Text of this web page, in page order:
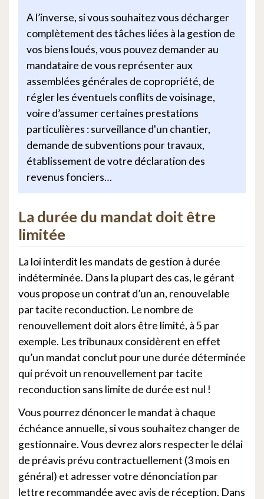
A l’inverse, si vous souhaitez vous décharger
complètement des tâches liées à la gestion de
vos biens loués, vous pouvez demander au
mandataire de vous représenter aux
assemblées générales de copropriété, de
régler les éventuels conflits de voisinage,
voire d’assumer certaines prestations
particulières : surveillance d'un chantier,
demande de subventions pour travaux,
établissement de votre déclaration des
revenus fonciers…
La durée du mandat doit être
limitée
La loi interdit les mandats de gestion à durée
indéterminée. Dans la plupart des cas, le gérant
vous propose un contrat d’un an, renouvelable
par tacite reconduction. Le nombre de
renouvellement doit alors être limité, à 5 par
exemple. Les tribunaux considèrent en effet
qu’un mandat conclut pour une durée déterminée
qui prévoit un renouvellement par tacite
reconduction sans limite de durée est nul !
Vous pourrez dénoncer le mandat à chaque
échéance annuelle, si vous souhaitez changer de
gestionnaire. Vous devrez alors respecter le délai
de préavis prévu contractuellement (3 mois en
général) et adresser votre dénonciation par
lettre recommandée avec avis de réception. Dans